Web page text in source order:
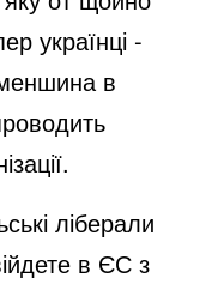
українці -
в
ліберали
в ЄС з